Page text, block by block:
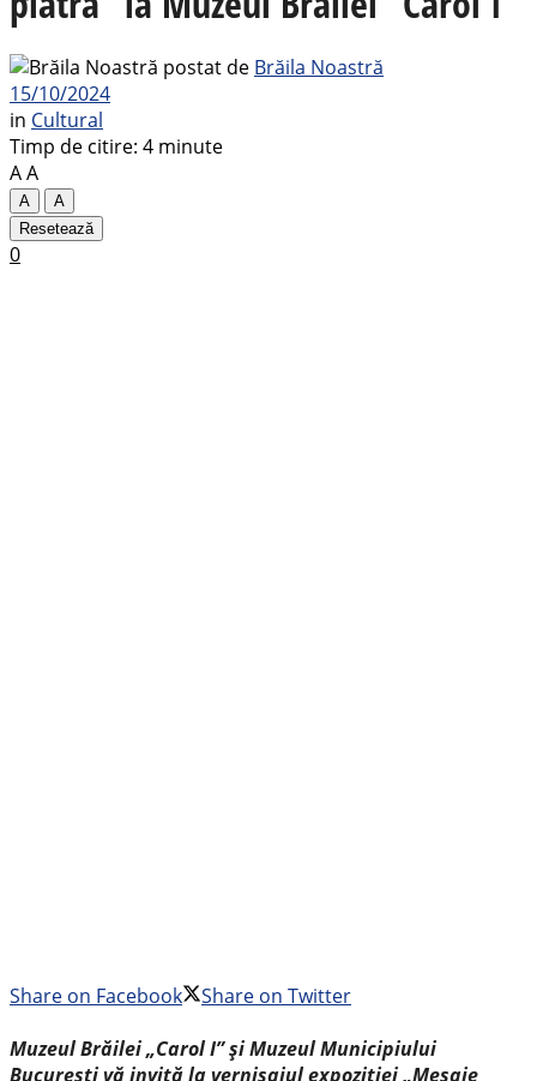
postat de Brăila Noastră
15/10/2024
in Cultural
Timp de citire: 4 minute
AA
A
A
Resetează
0
Share on Facebook
Share on Twitter
Muzeul Brăilei „Carol I” şi Muzeul Municipiului
București vă invită la vernisajul expoziției „Mesaje